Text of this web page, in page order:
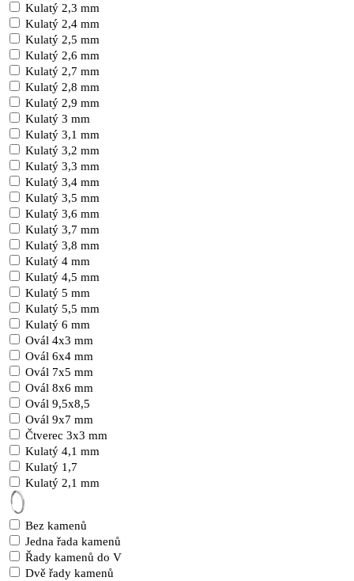
Kulatý 2,3 mm
Kulatý 2,4 mm
Kulatý 2,5 mm
Kulatý 2,6 mm
Kulatý 2,7 mm
Kulatý 2,8 mm
Kulatý 2,9 mm
Kulatý 3 mm
Kulatý 3,1 mm
Kulatý 3,2 mm
Kulatý 3,3 mm
Kulatý 3,4 mm
Kulatý 3,5 mm
Kulatý 3,6 mm
Kulatý 3,7 mm
Kulatý 3,8 mm
Kulatý 4 mm
Kulatý 4,5 mm
Kulatý 5 mm
Kulatý 5,5 mm
Kulatý 6 mm
Ovál 4x3 mm
Ovál 6x4 mm
Ovál 7x5 mm
Ovál 8x6 mm
Ovál 9,5x8,5
Ovál 9x7 mm
Čtverec 3x3 mm
Kulatý 4,1 mm
Kulatý 1,7
Kulatý 2,1 mm
Bez kamenů
Jedna řada kamenů
Řady kamenů do V
Dvě řady kamenů